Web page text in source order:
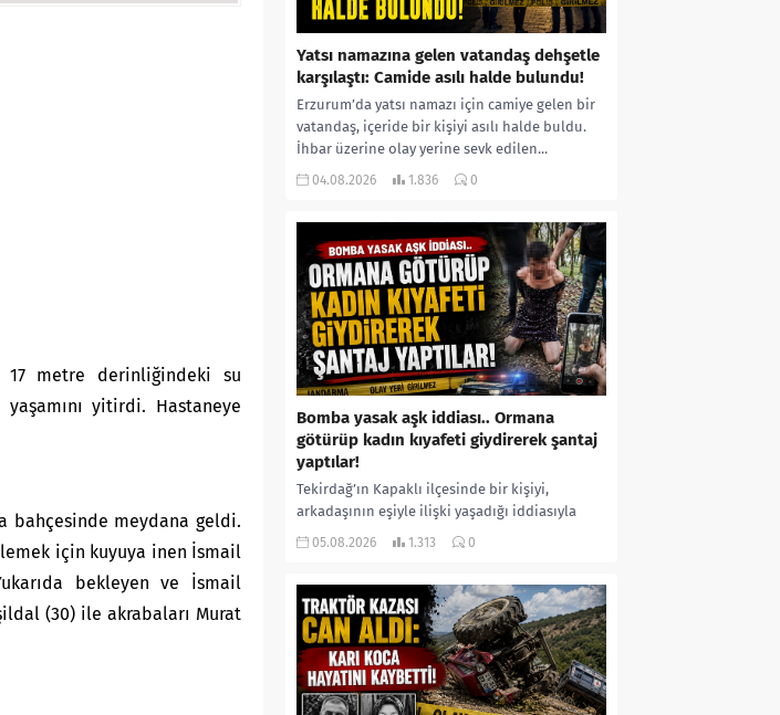
17 metre derinliğindeki su
yitirdi. Hastaneye
bahçesinde meydana geldi.
için kuyuya inen İsmail
bekleyen ve İsmail
(30) ile akrabaları Murat
Yatsı namazına gelen vatandaş dehşetle
karşılaştı: Camide asılı halde bulundu!
Erzurum’da yatsı namazı için camiye gelen bir
vatandaş, içeride bir kişiyi asılı halde buldu.
İhbar üzerine olay yerine sevk edilen...
04.08.2026 1.836 0
Bomba yasak aşk iddiası.. Ormana
götürüp kadın kıyafeti giydirerek şantaj
yaptılar!
Tekirdağ’ın Kapaklı ilçesinde bir kişiyi,
arkadaşının eşiyle ilişki yaşadığı iddiasıyla
ormanlık alana götürerek zorla kadın
05.08.2026 1.313 0